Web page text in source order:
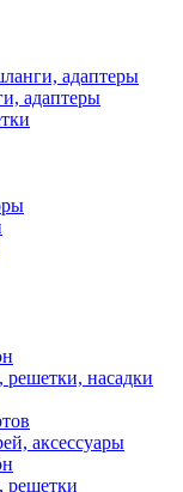
адаптеры
адаптеры
насадки
аксессуары
решетки